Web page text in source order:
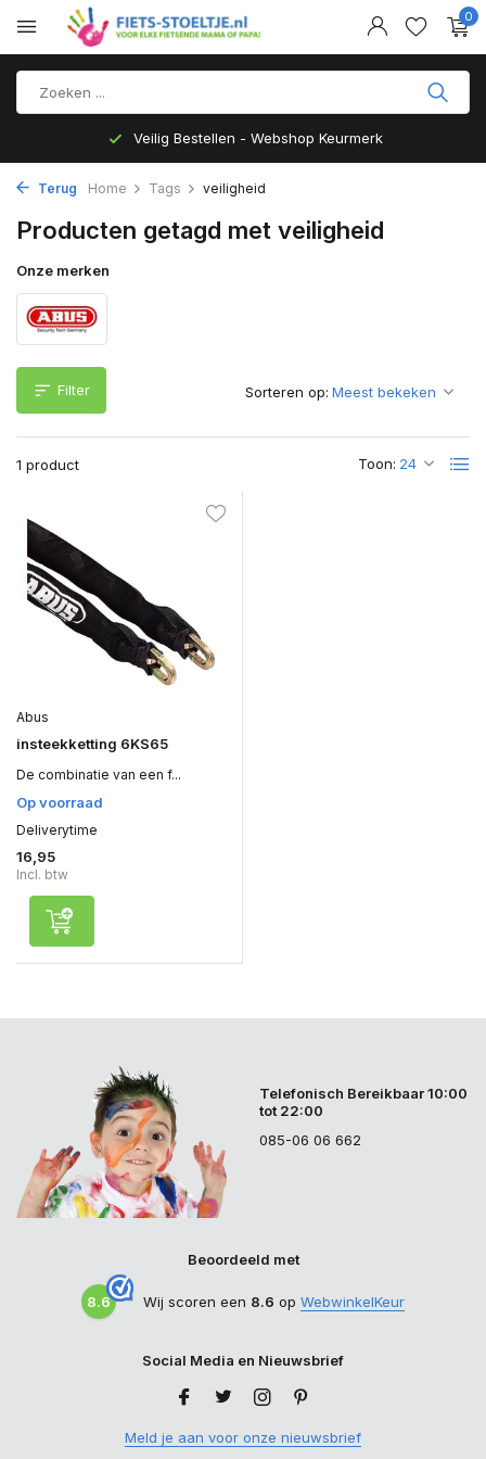
0
Veilig Bestellen - Webshop Keurmerk
Terug Home Tags veiligheid
Producten getagd met veiligheid
Onze merken
Filter
1 product Toon:
Sorteren op:
Abus
insteekketting 6KS65
De combinatie van een f...
Op voorraad
Deliverytime
16,95
Incl. btw
Telefonisch Bereikbaar 10:00
tot 22:00
085-06 06 662
Beoordeeld met
8.6 Wij scoren een 8.6 op WebwinkelKeur
Social Media en Nieuwsbrief
Meld je aan voor onze nieuwsbrief